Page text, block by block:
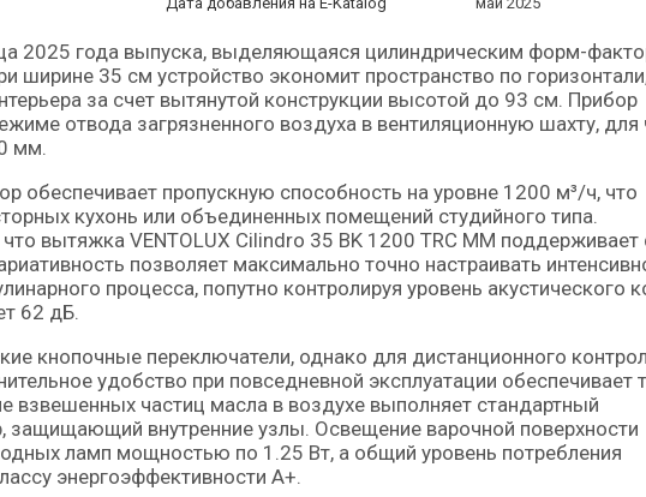
ширине 35 см устройство экономит пространство по
за счет вытянутой конструкции высотой до 93 см. Прибор
отвода загрязненного воздуха в вентиляционную шахту, для
мм.
обеспечивает пропускную способность на уровне 1200 м³/ч, что
кухонь или объединенных помещений студийного типа.
вытяжка VENTOLUX Cilindro 35 BK 1200 TRC MM поддерживает
позволяет максимально точно настраивать
процесса, попутно контролируя уровень акустического
62 дБ.
кнопочные переключатели, однако для дистанционного
удобство при повседневной эксплуатации обеспечивает
взвешенных частиц масла в воздухе выполняет стандартный
внутренние узлы. Освещение варочной поверхности
ламп мощностью по 1.25 Вт, а общий уровень потребления
энергоэффективности A+.